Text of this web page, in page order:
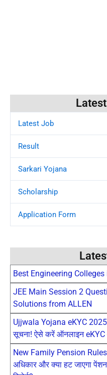
Latest Job
Result
Sarkari Yojana
Scholarship
Application Form
Best Engineering
JEE Main Session 2
Solutions from ALLEN
Ujjwala Yojana eKYC 2025
सूचना! ऐसे करें ऑनलाइन eKYC
New Family Pension
अधिकार और क्या हट जाएगा